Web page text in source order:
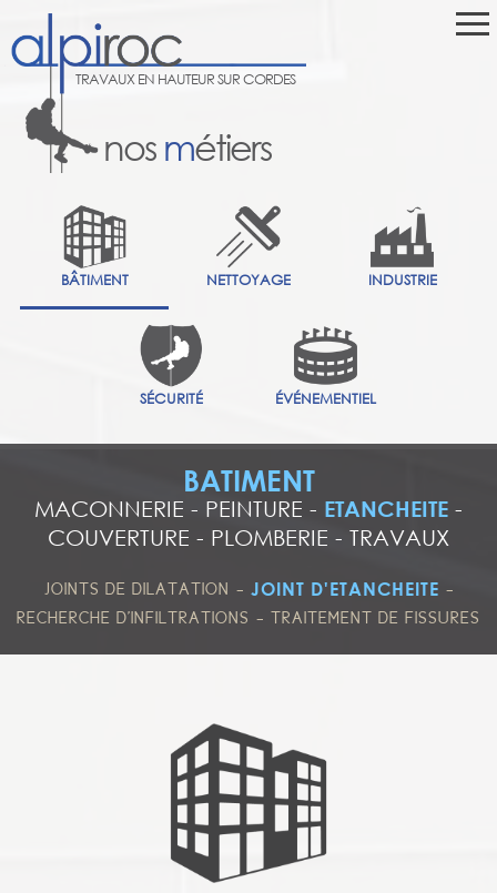
TRAVAUX EN HAUTEUR SUR CORDES
nos métiers
BÂTIMENT NETTOYAGE INDUSTRIE
SÉCURITÉ ÉVÉNEMENTIEL
BATIMENT
MACONNERIE - PEINTURE - ETANCHEITE -
COUVERTURE - PLOMBERIE - TRAVAUX
JOINTS DE DILATATION - JOINT D'ETANCHEITE -
RECHERCHE D'INFILTRATIONS - TRAITEMENT DE FISSURES